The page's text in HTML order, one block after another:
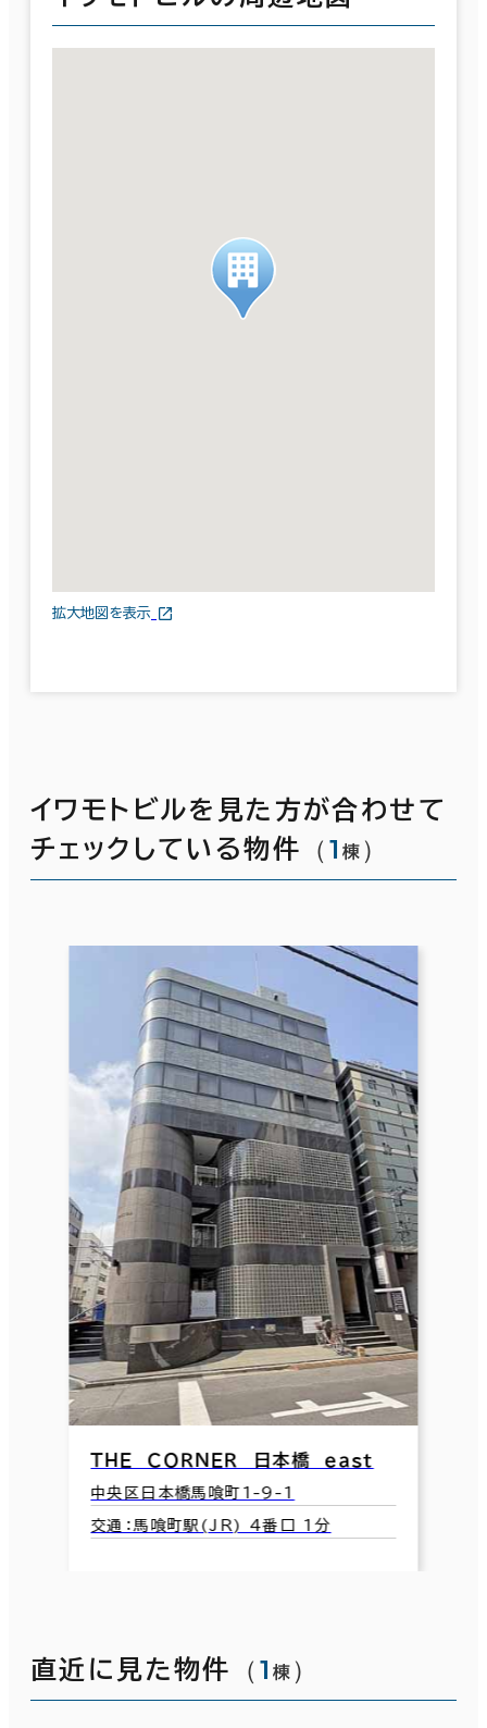
拡大地図を表示
イワモトビルを見た方が合わせて
チェックしている物件
（1 棟 ）
ＴＨＥ ＣＯＲＮＥＲ 日本橋 ｅａｓｔ
中央区日本橋馬喰町1-9-1
交通：馬喰町駅(JR) 4番口 1分
直近に見た物件 （1 棟 ）